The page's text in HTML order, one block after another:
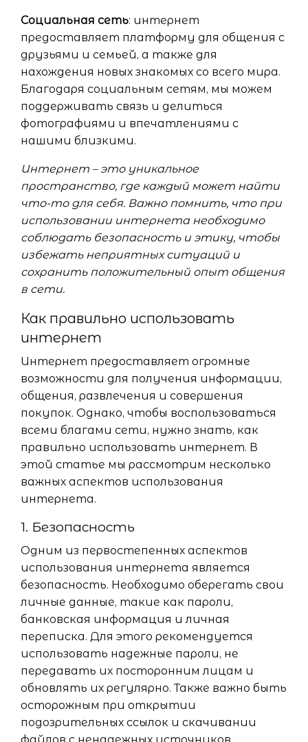
Социальная сеть: интернет
предоставляет платформу для общения с
друзьями и семьей, а также для
нахождения новых знакомых со всего мира.
Благодаря социальным сетям, мы можем
поддерживать связь и делиться
фотографиями и впечатлениями с
нашими близкими.
Интернет – это уникальное
пространство, где каждый может найти
что-то для себя. Важно помнить, что при
использовании интернета необходимо
соблюдать безопасность и этику, чтобы
избежать неприятных ситуаций и
сохранить положительный опыт общения
в сети.
Как правильно использовать
интернет
Интернет предоставляет огромные
возможности для получения информации,
общения, развлечения и совершения
покупок. Однако, чтобы воспользоваться
всеми благами сети, нужно знать, как
правильно использовать интернет. В
этой статье мы рассмотрим несколько
важных аспектов использования
интернета.
1. Безопасность
Одним из первостепенных аспектов
использования интернета является
безопасность. Необходимо оберегать свои
личные данные, такие как пароли,
банковская информация и личная
переписка. Для этого рекомендуется
использовать надежные пароли, не
передавать их посторонним лицам и
обновлять их регулярно. Также важно быть
осторожным при открытии
подозрительных ссылок и скачивании